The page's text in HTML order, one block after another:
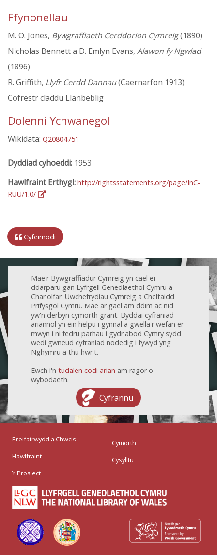
Ffynonellau
M. O. Jones, Bywgraffiaeth Cerddorion Cymreig(1890)
Nicholas Bennett a D. Emlyn Evans, Alawon fy Ngwlad
(1896)
R. Griffith, Llyfr Cerdd Dannau(Caernarfon 1913)
Cofrestr claddu Llanbeblig
Dolenni Ychwanegol
Wikidata: Q20804751
Dyddiad cyhoeddi: 1953
Hawlfraint Erthygl: http://rightsstatements.org/page/InC-
RUU/1.0/
Cyfeirnodi
Mae'r Bywgraffiadur Cymreig yn cael ei
ddarparu gan Lyfrgell Genedlaethol Cymru a
Chanolfan Uwchefrydiau Cymreig a Cheltaidd
Prifysgol Cymru. Mae ar gael am ddim ac nid
yw'n derbyn cymorth grant. Byddai cyfraniad
ariannol yn ein helpu i gynnal a gwella'r wefan er
mwyn i ni fedru parhau i gydnabod Cymry sydd
wedi gwneud cyfraniad nodedig i fywyd yng
Nghymru a thu hwnt.
Ewch i'n tudalen codi arian am ragor o
wybodaeth.
Cyfrannu
Preifatrwydd a Chwcis
Hawlfraint
Y Prosiect
Cymorth
Cysylltu